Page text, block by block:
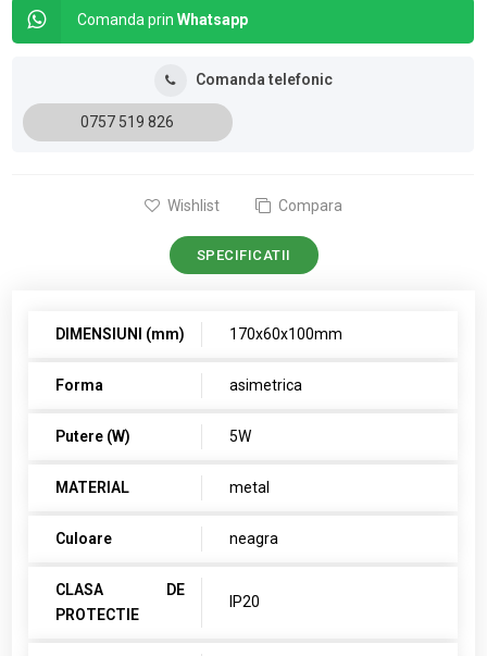
Comanda prinWhatsapp
Comanda telefonic
0757 519 826
Wishlist Compara
SPECIFICATII
DIMENSIUNI (mm) 170x60x100mm
Forma asimetrica
Putere (W) 5W
MATERIAL metal
Culoare neagra
CLASA DE
PROTECTIE
IP20